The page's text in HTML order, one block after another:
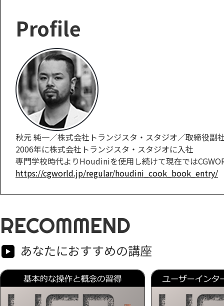
Profile
秋元 純一／株式会社トランジスタ・スタジオ／取締役副
2006年に株式会社トランジスタ・スタジオに入社
専門学校時代よりHoudiniを使用し続けて現在では
https://cgworld.jp/regular/houdini_cook_book_entry/
RECOMMEND
あなたにおすすめの講座